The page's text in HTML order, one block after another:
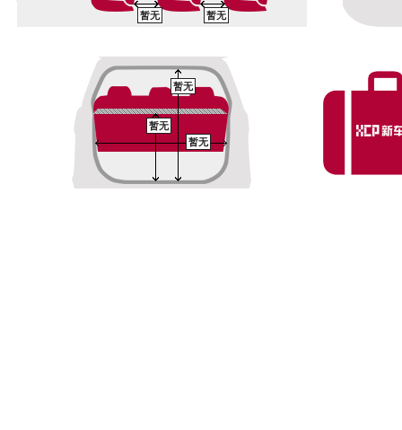
暂无 暂无
暂无
暂无
暂无